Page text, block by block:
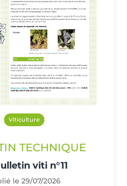
Viticulture
TECHNIQUE
viti n°11
le 29/07/2026